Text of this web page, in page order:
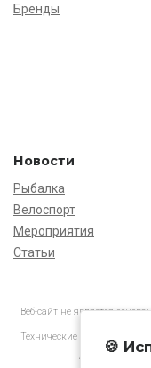
Бренды
Новости
Рыбалка
Велоспорт
Мероприятия
Статьи
Веб-сайт не является
Технические
АО «Нормарк»
🍪